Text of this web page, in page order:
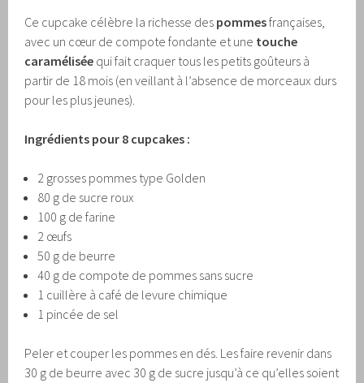
Ce cupcake célèbre la richesse des pommesfrançaises,
avec un cœur de compote fondante et une touche
caramélisée qui fait craquer tous les petits goûteurs à
partir de 18 mois (en veillant à l’absence de morceaux durs
pour les plus jeunes).
Ingrédients pour 8 cupcakes :
2 grosses pommes type Golden
80 g de sucre roux
100 g de farine
2 œufs
50 g de beurre
40 g de compote de pommes sans sucre
1 cuillère à café de levure chimique
1 pincée de sel
Peler et couper les pommes en dés. Les faire revenir dans
30 g de beurre avec 30 g de sucre jusqu’à ce qu’elles soient